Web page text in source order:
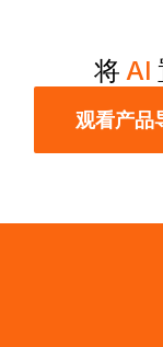
将 AI
观看产品